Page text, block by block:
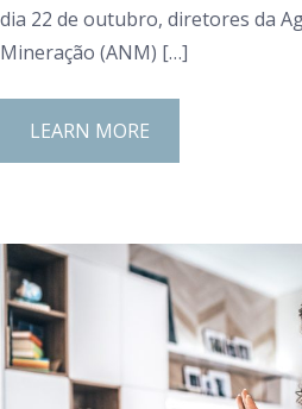
dia 22 de outubro, diretores da
Mineração (ANM) […]
LEARN MORE